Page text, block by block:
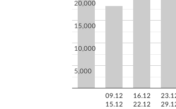
09.12
15.12
16.12
22.12
5,000
10,000
15,000
20,000